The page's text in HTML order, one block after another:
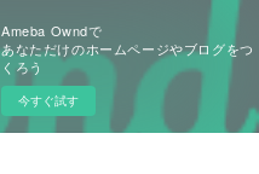
Ameba Owndで
あなただけのホームページやブログをつ
くろう
今すぐ試す